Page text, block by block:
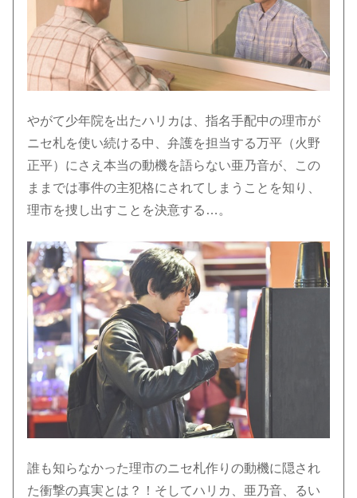
やがて少年院を出たハリカは、指名手配中の理市が
ニセ札を使い続ける中、弁護を担当する万平（火野
正平）にさえ本当の動機を語らない亜乃音が、この
ままでは事件の主犯格にされてしまうことを知り、
理市を捜し出すことを決意する…。
誰も知らなかった理市のニセ札作りの動機に隠され
た衝撃の真実とは？！そしてハリカ、亜乃音、るい